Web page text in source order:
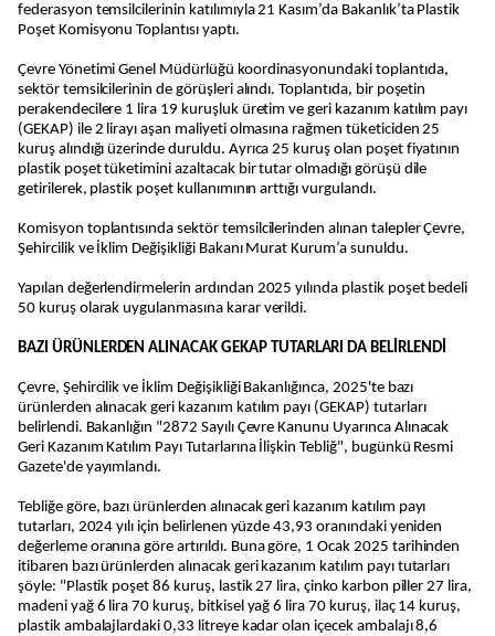
federasyon temsilcilerinin katılımıyla 21 Kasım’da Bakanlık’ta Plastik
Poşet Komisyonu Toplantısı yaptı.
Çevre Yönetimi Genel Müdürlüğü koordinasyonundaki toplantıda,
sektör temsilcilerinin de görüşleri alındı. Toplantıda, bir poşetin
perakendecilere 1 lira 19 kuruşluk üretim ve geri kazanım katılım payı
(GEKAP) ile 2 lirayı aşan maliyeti olmasına rağmen tüketiciden 25
kuruş alındığı üzerinde duruldu. Ayrıca 25 kuruş olan poşet fiyatının
plastik poşet tüketimini azaltacak bir tutar olmadığı görüşü dile
getirilerek, plastik poşet kullanımının arttığı vurgulandı.
Komisyon toplantısında sektör temsilcilerinden alınan talepler Çevre,
Şehircilik ve İklim Değişikliği Bakanı Murat Kurum’a sunuldu.
Yapılan değerlendirmelerin ardından 2025 yılında plastik poşet bedeli
50 kuruş olarak uygulanmasına karar verildi.
BAZI ÜRÜNLERDEN ALINACAK GEKAP TUTARLARI DA BELİRLENDİ
Çevre, Şehircilik ve İklim Değişikliği Bakanlığınca, 2025'te bazı
ürünlerden alınacak geri kazanım katılım payı (GEKAP) tutarları
belirlendi. Bakanlığın "2872 Sayılı Çevre Kanunu Uyarınca Alınacak
Geri Kazanım Katılım Payı Tutarlarına İlişkin Tebliğ", bugünkü Resmi
Gazete'de yayımlandı.
Tebliğe göre, bazı ürünlerden alınacak geri kazanım katılım payı
tutarları, 2024 yılı için belirlenen yüzde 43,93 oranındaki yeniden
değerleme oranına göre artırıldı. Buna göre, 1 Ocak 2025 tarihinden
itibaren bazı ürünlerden alınacak geri kazanım katılım payı tutarları
şöyle: "Plastik poşet 86 kuruş, lastik 27 lira, çinko karbon piller 27 lira,
madeni yağ 6 lira 70 kuruş, bitkisel yağ 6 lira 70 kuruş, ilaç 14 kuruş,
plastik ambalajlardaki 0,33 litreye kadar olan içecek ambalajı 8,6